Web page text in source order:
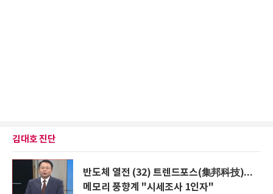
김대호 진단
반도체 열전 (32) 트렌드포스(集邦科技)...
메모리 풍향계 "시세조사 1인자"